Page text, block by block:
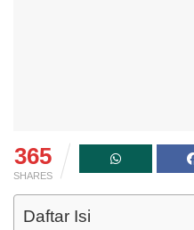
365
SHARES
Daftar Isi